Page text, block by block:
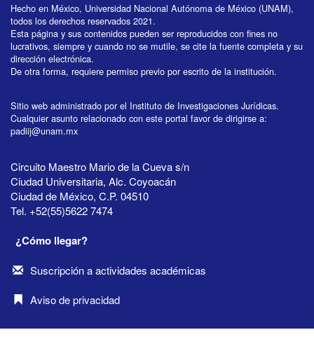
Hecho en México, Universidad Nacional Autónoma de México (UNAM),
todos los derechos reservados 2021.
Esta página y sus contenidos pueden ser reproducidos con fines no
lucrativos, siempre y cuando no se mutile, se cite la fuente completa y su
dirección electrónica.
De otra forma, requiere permiso previo por escrito de la institución.
Sitio web administrado por el Instituto de Investigaciones Jurídicas.
Cualquier asunto relacionado con este portal favor de dirigirse a:
padiij@unam.mx
Circuito Maestro Mario de la Cueva s/n
Ciudad Universitaria, Alc. Coyoacán
Ciudad de México, C.P. 04510
Tel. +52(55)5622 7474
¿Cómo llegar?
Suscripción a actividades académicas
Aviso de privacidad